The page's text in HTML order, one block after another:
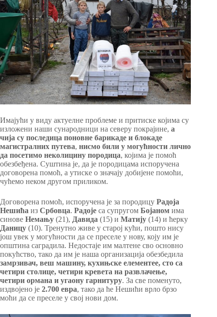
Имајући у виду актуелне проблеме и притиске којима су
изложени наши сународници на северу покрајине, а
чија су последица поновне барикаде и блокаде
магистралних путева, нисмо били у могућности лично
да посетимо неколицину породица, којима је помоћ
обезбеђена. Суштина је, да је породицама испоручена
договорена помоћ, а утиске о значају добијене помоћи,
чућемо неком другом приликом.
Договорена помоћ, испоручена је за породицу Радоја
Нешића из Србовца. Радоје са супругом Бојаном има
синове Немању (21), Давида (15) и Матију (14) и ћерку
Даницу (10). Тренутно живе у старој кући, пошто нису
још увек у могућности да се преселе у нову, коју им је
општина саградила. Недостаје им малтене сво основно
покућство, тако да им је наша организација обезбедила
замрзивач, веш машину, кухињске елементее, сто са
четири столице, четири кревета на развлачење,
четири ормана и угаону гарнитуру. За све поменуто,
издвојено је 2.700 евра, тако да ће Нешићи врло брзо
моћи да се преселе у свој нови дом.